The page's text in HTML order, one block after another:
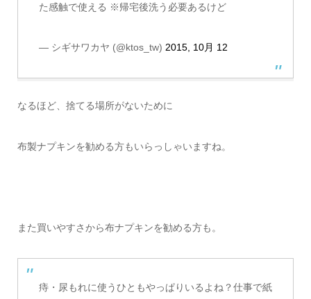
た感触で使える ※帰宅後洗う必要あるけど
— シギサワカヤ (@ktos_tw) 2015, 10月 12
なるほど、捨てる場所がないために
布製ナプキンを勧める方もいらっしゃいますね。
また買いやすさから布ナプキンを勧める方も。
痔・尿もれに使うひともやっぱりいるよね？仕事で紙